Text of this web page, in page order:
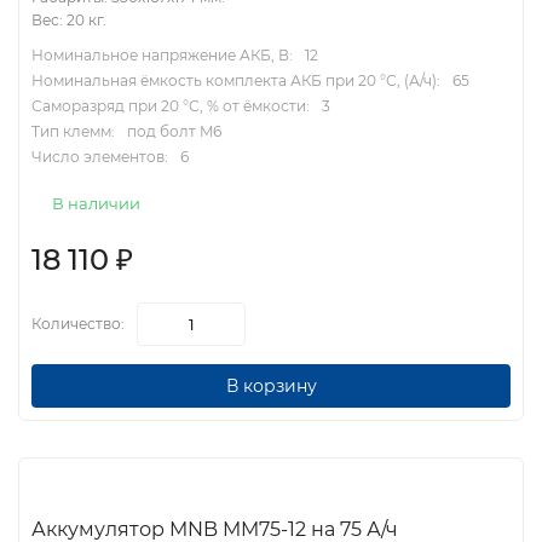
Вес: 20 кг.
Номинальное напряжение АКБ, В:
12
Номинальная ёмкость комплекта АКБ при 20 °С, (А/ч):
65
Саморазряд при 20 °С, % от ёмкости:
3
Тип клемм:
под болт M6
Число элементов:
6
В наличии
18 110 ₽
Количество:
В корзину
Аккумулятор MNB MM75-12 на 75 А/ч